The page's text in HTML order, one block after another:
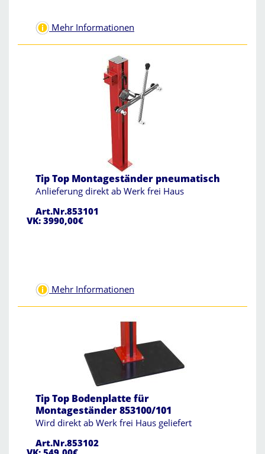
Mehr Informationen
Tip Top Montageständer pneumatisch
Anlieferung direkt ab Werk frei Haus
Art.Nr.853101
VK: 3990,00€
Mehr Informationen
Tip Top Bodenplatte für
Montageständer 853100/101
Wird direkt ab Werk frei Haus geliefert
Art.Nr.853102